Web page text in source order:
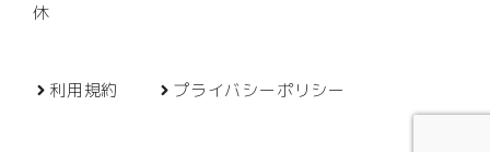
休
利用規約 プライバシーポリシー